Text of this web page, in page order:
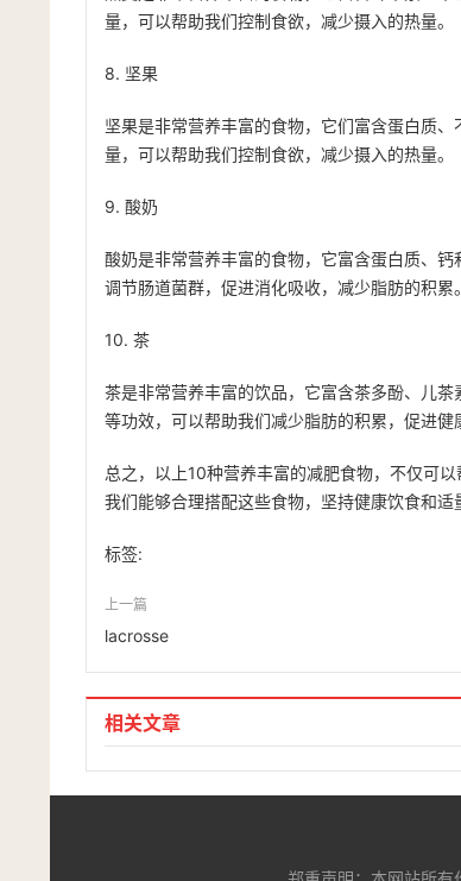
量，可以帮助我们控制食欲，减少摄入的热量。
8. 坚果
坚果是非常营养丰富的食物，它们富含蛋白质
量，可以帮助我们控制食欲，减少摄入的热量。
9. 酸奶
酸奶是非常营养丰富的食物，它富含蛋白质、
调节肠道菌群，促进消化吸收，减少脂肪的积累。
10. 茶
茶是非常营养丰富的饮品，它富含茶多酚、儿
等功效，可以帮助我们减少脂肪的积累，促进健
总之，以上10种营养丰富的减肥食物，不仅可
我们能够合理搭配这些食物，坚持健康饮食和适
标签:
上一篇
lacrosse
相关文章